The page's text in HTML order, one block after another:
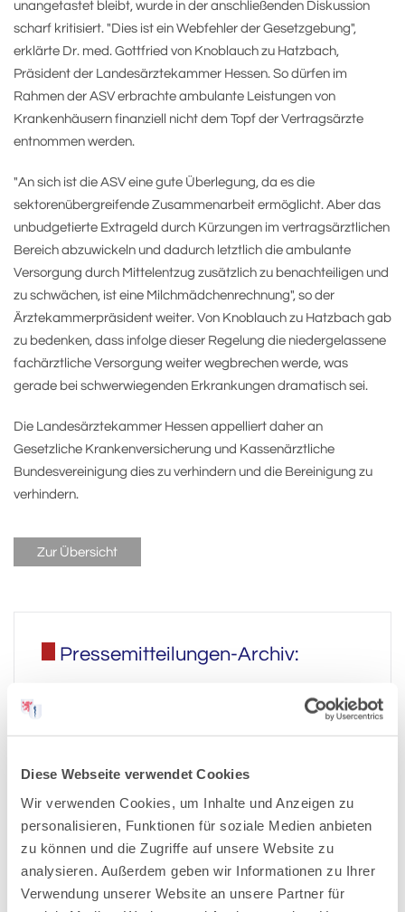
Diese Webseite verwendet Cookies
Wir verwenden Cookies, um Inhalte und Anzeigen zu
personalisieren, Funktionen für soziale Medien anbieten
zu können und die Zugriffe auf unsere Website zu
analysieren. Außerdem geben wir Informationen zu Ihrer
Verwendung unserer Website an unsere Partner für
unangetastet bleibt, wurde in der anschließenden Diskussion
scharf kritisiert. "Dies ist ein Webfehler der Gesetzgebung",
erklärte Dr. med. Gottfried von Knoblauch zu Hatzbach,
Präsident der Landesärztekammer Hessen. So dürfen im
Rahmen der ASV erbrachte ambulante Leistungen von
Krankenhäusern finanziell nicht dem Topf der Vertragsärzte
entnommen werden.
"An sich ist die ASV eine gute Überlegung, da es die
sektorenübergreifende Zusammenarbeit ermöglicht. Aber das
unbudgetierte Extrageld durch Kürzungen im vertragsärztlichen
Bereich abzuwickeln und dadurch letztlich die ambulante
Versorgung durch Mittelentzug zusätzlich zu benachteiligen und
zu schwächen, ist eine Milchmädchenrechnung", so der
Ärztekammerpräsident weiter. Von Knoblauch zu Hatzbach gab
zu bedenken, dass infolge dieser Regelung die niedergelassene
fachärztliche Versorgung weiter wegbrechen werde, was
gerade bei schwerwiegenden Erkrankungen dramatisch sei.
Die Landesärztekammer Hessen appelliert daher an
Gesetzliche Krankenversicherung und Kassenärztliche
Bundesvereinigung dies zu verhindern und die Bereinigung zu
verhindern.
Zur Übersicht
Pressemitteilungen-Archiv:
2025
2024
2023